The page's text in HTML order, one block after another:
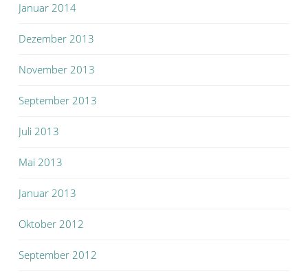
Januar 2014
Dezember 2013
November 2013
September 2013
Juli 2013
Mai 2013
Januar 2013
Oktober 2012
September 2012